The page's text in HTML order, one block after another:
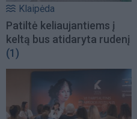
Klaipėda
Patiltė keliaujantiems į
keltą bus atidaryta rudenį
(1)